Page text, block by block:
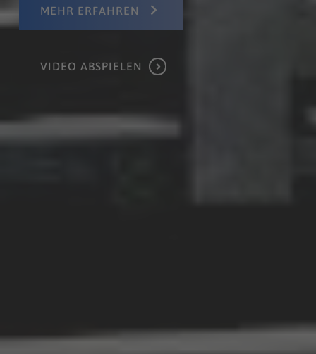
MEHR ERFAHREN
VIDEO ABSPIELEN